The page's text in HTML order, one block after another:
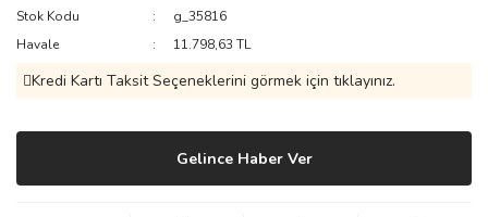
Stok Kodu
g_35816
Havale
11.798,63 TL
Kredi Kartı Taksit Seçeneklerini görmek için tıklayınız.
Gelince Haber Ver